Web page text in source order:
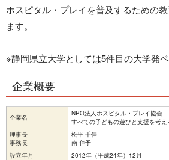
ホスピタル・プレイを普及するための
ます。
※静岡県立大学としては5件目の大学発ベ
企業概要
企業名
NPO法人ホスピタル・プレイ協会
すべての子どもの遊びと支援を考え
理事長
事務長
松平 千佳
南 伸予
設立年月
2012年（平成24年）12月